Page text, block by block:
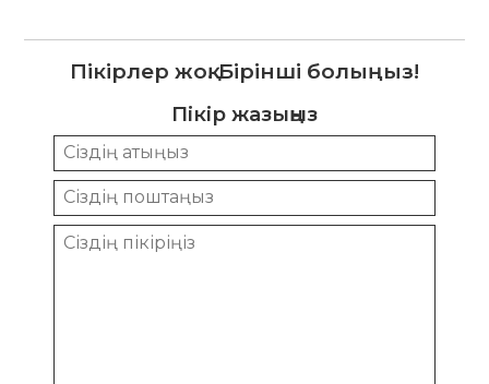
Пікірлер жоқ. Бірінші болыңыз!
Пікір жазыңыз